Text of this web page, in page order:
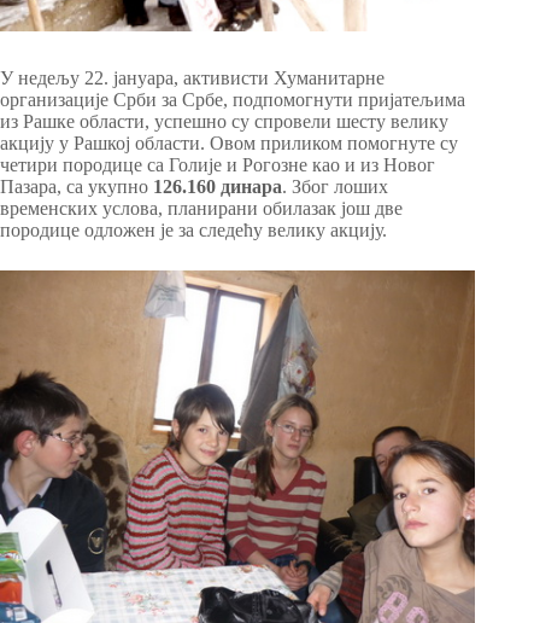
У недељу 22. jануара, активисти Хуманитарне
организације Срби за Србе, подпомогнути пријатељима
из Рашке области, успешно су спровели шесту велику
акцију у Рашкој области. Овом приликом помогнуте су
четири породице са Голије и Рогозне као и из Новог
Пазара, са укупно 126.160 динара. Због лоших
временских услова, планирани обилазак још две
породице одложен је за следећу велику акцију.